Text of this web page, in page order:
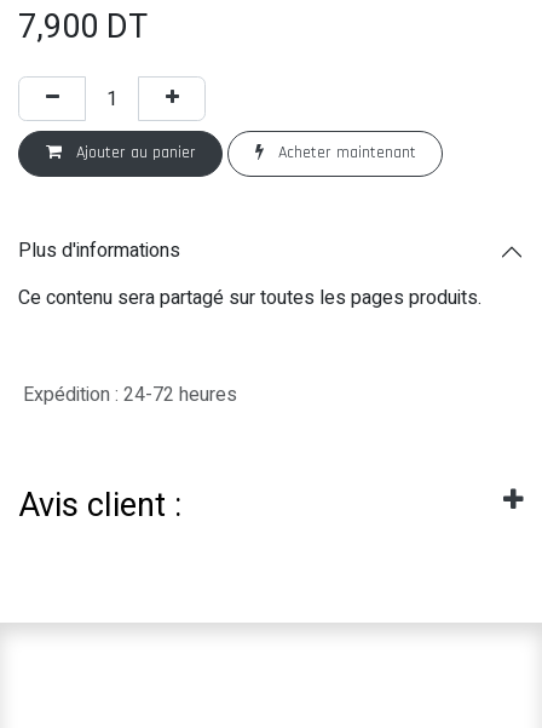
7,900 DT
Ajouter au panier Acheter maintenant
Plus d'informations
Ce contenu sera partagé sur toutes les pages produits.
Expédition : 24-72 heures
Avis client :